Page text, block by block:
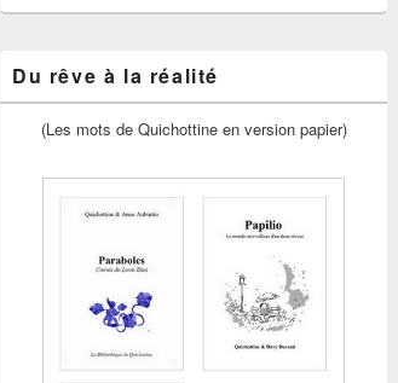
Du rêve à la réalité
(Les mots de Quichottine en version papier)